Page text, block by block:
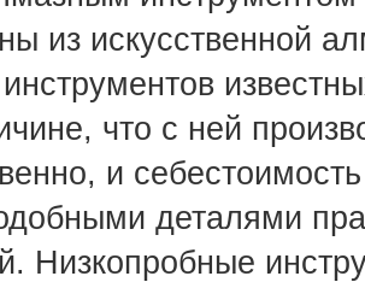
из искусственной
что с ней
и
деталями
Низкопробные